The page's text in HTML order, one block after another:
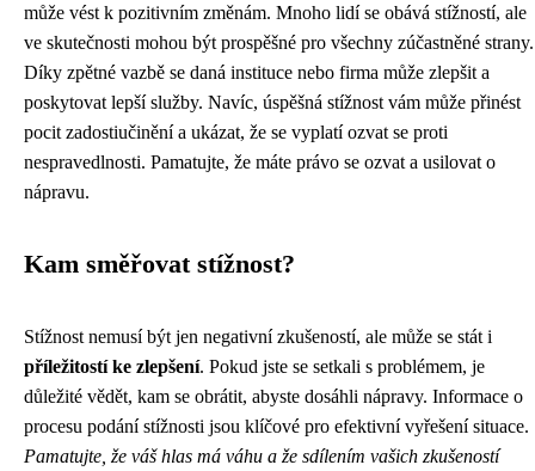
může vést k pozitivním změnám. Mnoho lidí se obává stížností, ale
ve skutečnosti mohou být prospěšné pro všechny zúčastněné strany.
Díky zpětné vazbě se daná instituce nebo firma může zlepšit a
poskytovat lepší služby. Navíc, úspěšná stížnost vám může přinést
pocit zadostiučinění a ukázat, že se vyplatí ozvat se proti
nespravedlnosti. Pamatujte, že máte právo se ozvat a usilovat o
nápravu.
Kam směřovat stížnost?
Stížnost nemusí být jen negativní zkušeností, ale může se stát i
příležitostí ke zlepšení. Pokud jste se setkali s problémem, je
důležité vědět, kam se obrátit, abyste dosáhli nápravy. Informace o
procesu podání stížnosti jsou klíčové pro efektivní vyřešení situace.
Pamatujte, že váš hlas má váhu a že sdílením vašich zkušeností